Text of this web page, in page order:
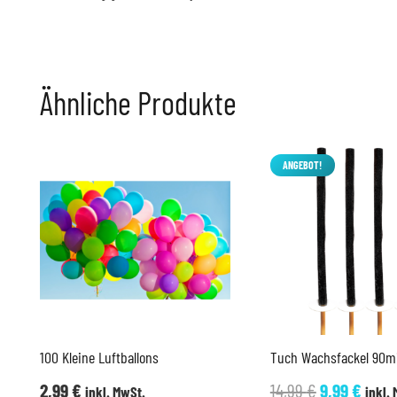
Ähnliche Produkte
100 Kleine Luftballons
2,99€ inkl. MwSt.
ANGEBOT!
Tuch Wachsfackel
14,99€9,99€ inkl.